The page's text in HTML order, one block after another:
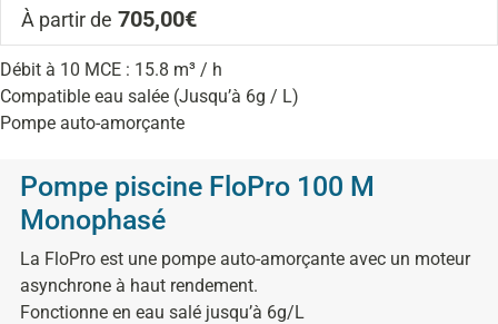
À partir de 705,00€
Débit à 10 MCE : 15.8 m³ / h
Compatible eau salée (Jusqu’à 6g / L)
Pompe auto-amorçante
Pompe piscine FloPro 100 M
Monophasé
La FloPro est une pompe auto-amorçante avec un moteur
asynchrone à haut rendement.
Fonctionne en eau salé jusqu’à 6g/L